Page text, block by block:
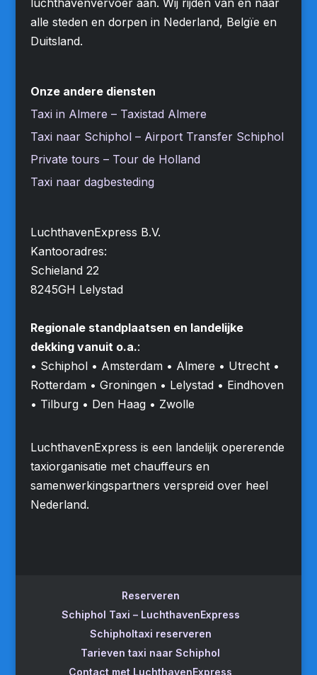
alle steden en dorpen in Nederland, Belgïe en
Duitsland.
Onze andere diensten
Taxi in Almere – Taxistad Almere
Taxi naar Schiphol – Airport Transfer Schiphol
Private tours – Tour de Holland
Taxi naar dagbesteding
LuchthavenExpress B.V.
Kantooradres:
Schieland 22
8245GH Lelystad
Regionale standplaatsen en landelijke
dekking vanuit o.a.:
• Schiphol • Amsterdam • Almere • Utrecht •
Rotterdam • Groningen • Lelystad • Eindhoven
• Tilburg • Den Haag • Zwolle
LuchthavenExpress is een landelijk opererende
taxiorganisatie met chauffeurs en
samenwerkingspartners verspreid over heel
Nederland.
Reserveren
Schiphol Taxi – LuchthavenExpress
Schipholtaxi reserveren
Tarieven taxi naar Schiphol
Contact met LuchthavenExpress